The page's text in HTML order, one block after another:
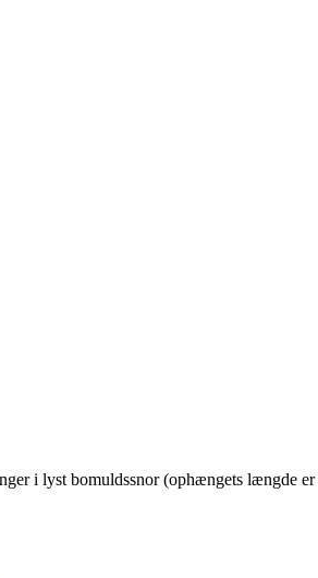
i lyst bomuldssnor (ophængets længde er